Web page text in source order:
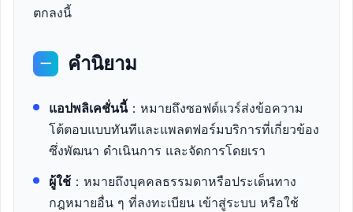
ตกลงนี้
一 คำนิยาม
แอปพลิเคชั่นนี้：หมายถึงซอฟต์แวร์ส่งข้อความ
โต้ตอบแบบทันทีและแพลตฟอร์มบริการที่เกี่ยวข้อง
ซึ่งพัฒนา ดำเนินการ และจัดการโดยเรา
ผู้ใช้ ：หมายถึงบุคคลธรรมดาหรือประเด็นทาง
กฎหมายอื่น ๆ ที่ลงทะเบียน เข้าสู่ระบบ หรือใช้